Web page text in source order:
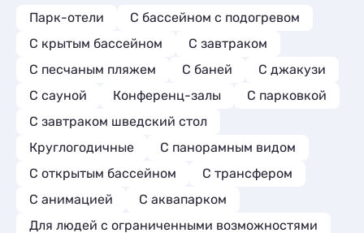
Парк-отели
С бассейном с подогревом
С крытым бассейном
С завтраком
С песчаным пляжем
С баней
С джакузи
С сауной
Конференц-залы
С парковкой
С завтраком шведский стол
Круглогодичные
С панорамным видом
С открытым бассейном
С трансфером
С анимацией
С аквапарком
Для людей с ограниченными возможностями